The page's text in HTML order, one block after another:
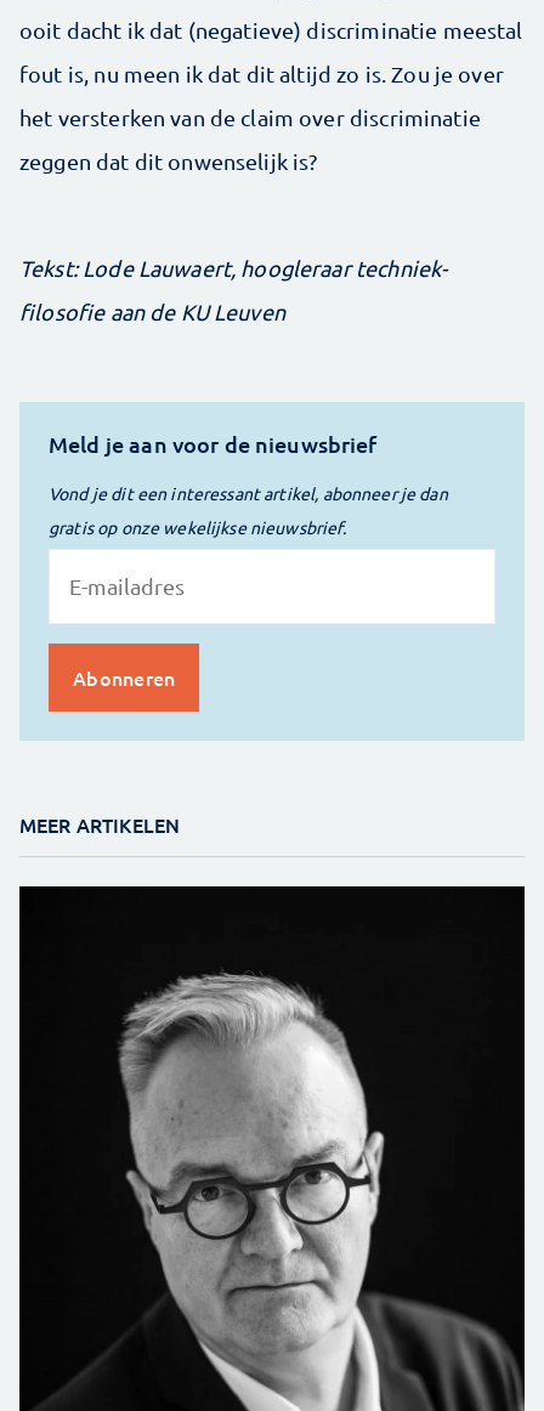
ooit dacht ik dat (negatieve) discriminatie meestal
fout is, nu meen ik dat dit altijd zo is. Zou je over
het versterken van de claim over discriminatie
zeggen dat dit onwenselijk is?
Tekst: Lode Lauwaert, hoogleraar techniek­
filosofie aan de KU Leuven
Meld je aan voor de nieuwsbrief
Vond je dit een interessant artikel, abonneer je dan
gratis op onze wekelijkse nieuwsbrief.
MEER ARTIKELEN